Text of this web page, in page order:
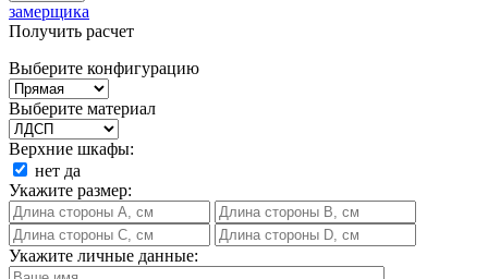
замерщика
Получить расчет
Выберите конфигурацию
Выберите материал
Верхние шкафы:
нет да
Укажите размер:
Укажите личные данные: